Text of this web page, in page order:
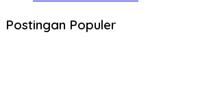
Postingan Populer